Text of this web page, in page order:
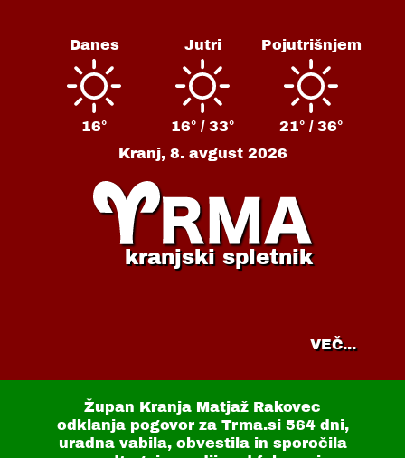
Danes
16°
Jutri
16° / 33°
Pojutrišnjem
21° / 36°
Kranj, 8. avgust 2026
kranjski spletnik
VEČ...
Župan Kranja Matjaž Rakovec
odklanja pogovor za Trma.si 564 dni,
uradna vabila, obvestila in sporočila